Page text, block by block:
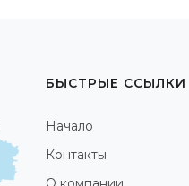
БЫСТРЫЕ ССЫЛКИ
Начало
Контакты